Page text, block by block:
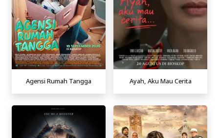
Agensi Rumah Tangga Ayah, Aku Mau Cerita